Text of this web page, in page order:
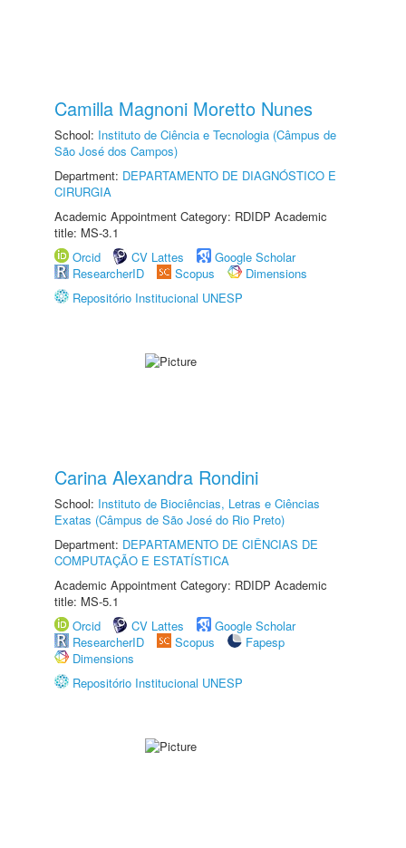
Camilla Magnoni Moretto Nunes
School: Instituto de Ciência e Tecnologia (Câmpus de
São José dos Campos)
Department: DEPARTAMENTO DE DIAGNÓSTICO E
CIRURGIA
Academic Appointment Category: RDIDP Academic
title: MS-3.1
Orcid
CV Lattes
Google Scholar
ResearcherID
Scopus
Dimensions
Repositório Institucional UNESP
Carina Alexandra Rondini
School: Instituto de Biociências, Letras e Ciências
Exatas (Câmpus de São José do Rio Preto)
Department: DEPARTAMENTO DE CIÊNCIAS DE
COMPUTAÇÃO E ESTATÍSTICA
Academic Appointment Category: RDIDP Academic
title: MS-5.1
Orcid
CV Lattes
Google Scholar
ResearcherID
Scopus
Fapesp
Dimensions
Repositório Institucional UNESP